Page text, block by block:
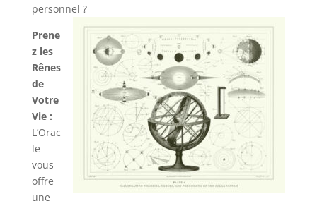
personnel ?
Prene
z les
Rênes
de
Votre
Vie :
L’Orac
le
vous
offre
une